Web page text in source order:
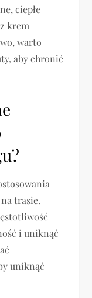
ciepłe
krem
warto
aby chronić
trasie.
i uniknąć
uniknąć